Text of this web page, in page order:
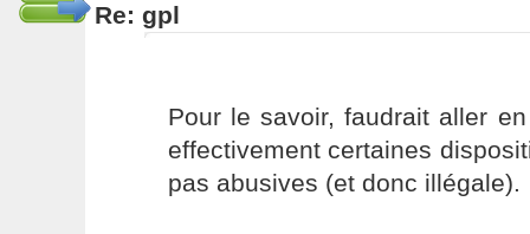
Re: gpl
Pour le savoir, faudrait aller
effectivement certaines
pas abusives (et donc illégale).